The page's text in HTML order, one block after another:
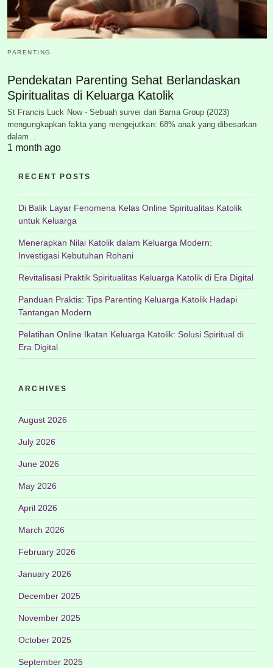
PARENTING
Pendekatan Parenting Sehat Berlandaskan
Spiritualitas di Keluarga Katolik
St Francis Luck Now - Sebuah survei dari Barna Group (2023)
mengungkapkan fakta yang mengejutkan: 68% anak yang dibesarkan
dalam…
1 month ago
RECENT POSTS
Di Balik Layar Fenomena Kelas Online Spiritualitas Katolik
untuk Keluarga
Menerapkan Nilai Katolik dalam Keluarga Modern:
Investigasi Kebutuhan Rohani
Revitalisasi Praktik Spiritualitas Keluarga Katolik di Era Digital
Panduan Praktis: Tips Parenting Keluarga Katolik Hadapi
Tantangan Modern
Pelatihan Online Ikatan Keluarga Katolik: Solusi Spiritual di
Era Digital
ARCHIVES
August 2026
July 2026
June 2026
May 2026
April 2026
March 2026
February 2026
January 2026
December 2025
November 2025
October 2025
September 2025